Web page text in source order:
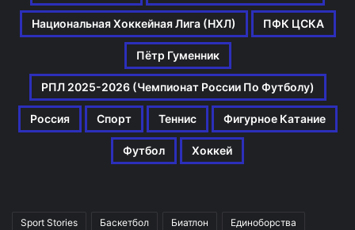
Национальная Хоккейная Лига (НХЛ) ПФК ЦСКА
Пётр Гуменник
РПЛ 2025-2026 (Чемпионат России По Футболу)
Россия Спорт Теннис Фигурное Катание
Футбол Хоккей
Sport Stories Баскетбол Биатлон Единоборства